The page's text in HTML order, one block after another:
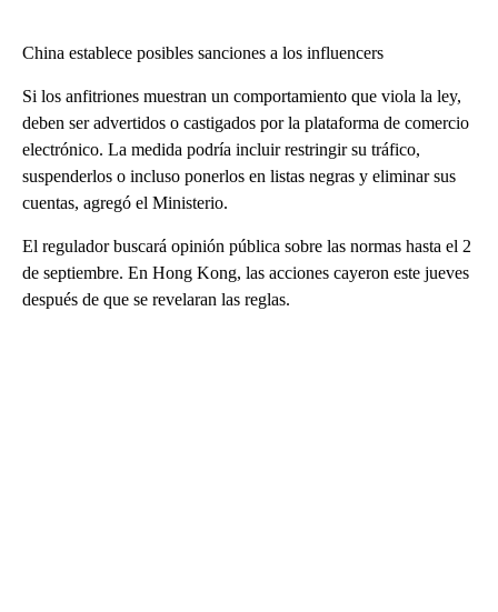
China establece posibles sanciones a los influencers
Si los anfitriones muestran un comportamiento que viola la ley,
deben ser advertidos o castigados por la plataforma de comercio
electrónico. La medida podría incluir restringir su tráfico,
suspenderlos o incluso ponerlos en listas negras y eliminar sus
cuentas, agregó el Ministerio.
El regulador buscará opinión pública sobre las normas hasta el 2
de septiembre. En Hong Kong, las acciones cayeron este jueves
después de que se revelaran las reglas.